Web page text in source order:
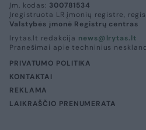
Įm. kodas: 300781534
Įregistruota LR įmonių registre,
Valstybės įmonė Registrų centras
lrytas.lt redakcija news@lrytas.lt
Pranešimai apie techninius
PRIVATUMO POLITIKA
KONTAKTAI
REKLAMA
LAIKRAŠČIO PRENUMERATA